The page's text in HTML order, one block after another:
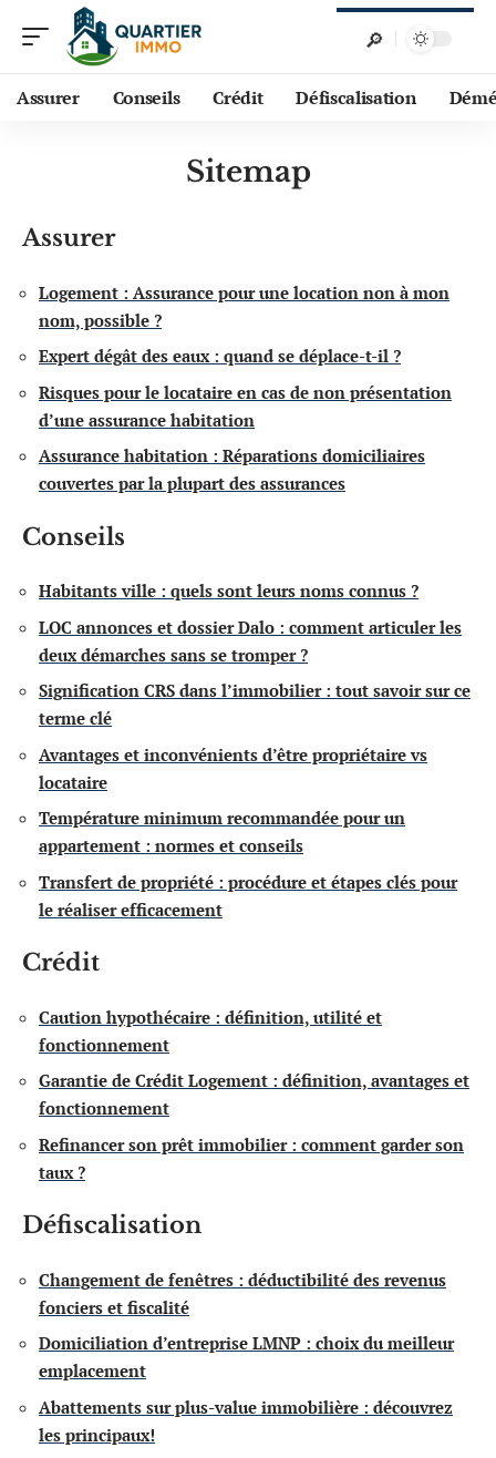
Assurer Conseils Crédit Défiscalisation
Sitemap
Assurer
Logement : Assurance pour une location non à mon
nom, possible ?
Expert dégât des eaux : quand se déplace-t-il ?
Risques pour le locataire en cas de non présentation
d’une assurance habitation
Assurance habitation : Réparations domiciliaires
couvertes par la plupart des assurances
Conseils
Habitants ville : quels sont leurs noms connus ?
LOC annonces et dossier Dalo : comment articuler les
deux démarches sans se tromper ?
Signification CRS dans l’immobilier : tout savoir sur ce
terme clé
Avantages et inconvénients d’être propriétaire vs
locataire
Température minimum recommandée pour un
appartement : normes et conseils
Transfert de propriété : procédure et étapes clés pour
le réaliser efficacement
Crédit
Caution hypothécaire : définition, utilité et
fonctionnement
Garantie de Crédit Logement : définition, avantages et
fonctionnement
Refinancer son prêt immobilier : comment garder son
taux ?
Défiscalisation
Changement de fenêtres : déductibilité des revenus
fonciers et fiscalité
Domiciliation d’entreprise LMNP : choix du meilleur
emplacement
Abattements sur plus-value immobilière : découvrez
les principaux!